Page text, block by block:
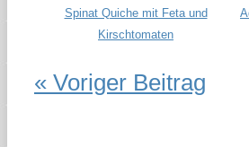
Spinat Quiche mit Feta und
Kirschtomaten
« Voriger Beitrag